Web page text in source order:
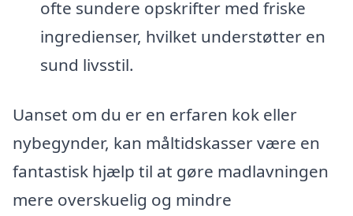
ofte sundere opskrifter med friske
ingredienser, hvilket understøtter en
sund livsstil.
Uanset om du er en erfaren kok eller
nybegynder, kan måltidskasser være en
fantastisk hjælp til at gøre madlavningen
mere overskuelig og mindre